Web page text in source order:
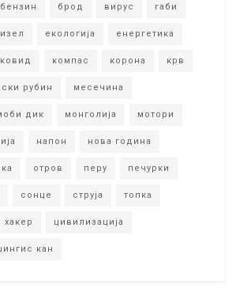
бензин брод вирус габи
екологија енергетика
ковид компас корона крв
рубин месечина
дик монголија мотори
напон нова година
отров перу печурки
сонце струја топка
хакер цивилизација
кан